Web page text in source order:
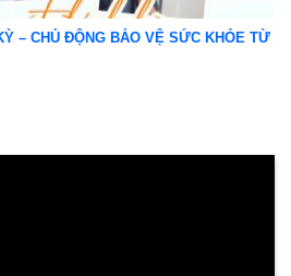
– CHỦ ĐỘNG BẢO VỆ SỨC KHỎE TỪ